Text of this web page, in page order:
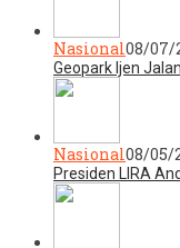
Nasional08/07/
Geopark Ijen
Nasional08/05/
Presiden LIRA